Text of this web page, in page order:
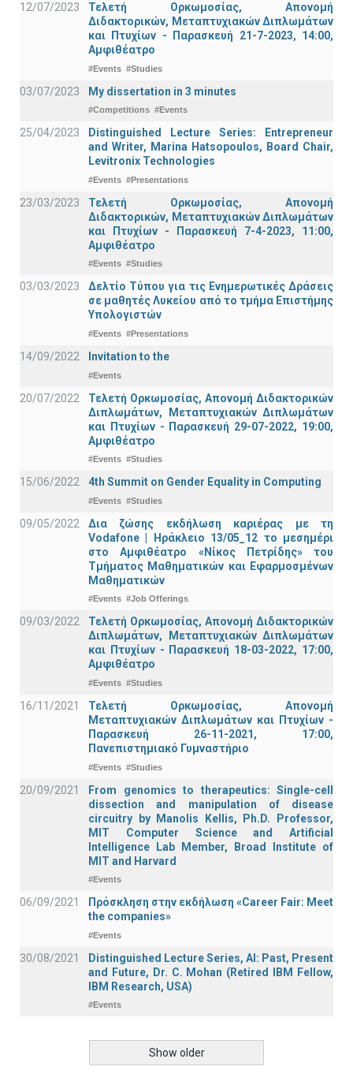
12/07/2023
Τελετή Ορκωμοσίας, Απονομή
Διδακτορικών, Μεταπτυχιακών Διπλωμάτων
και Πτυχίων - Παρασκευή 21-7-2023, 14:00,
Αμφιθέατρο
#Events #Studies
03/07/2023 My dissertation in 3 minutes
#Competitions #Events
25/04/2023
Distinguished Lecture Series: Entrepreneur
and Writer, Marina Hatsopoulos, Board Chair,
Levitronix Technologies
#Events #Presentations
23/03/2023
Τελετή Ορκωμοσίας, Απονομή
Διδακτορικών, Μεταπτυχιακών Διπλωμάτων
και Πτυχίων - Παρασκευή 7-4-2023, 11:00,
Αμφιθέατρο
#Events #Studies
03/03/2023
Δελτίο Τύπου για τις Ενημερωτικές Δράσεις
σε μαθητές Λυκείου από το τμήμα Επιστήμης
Υπολογιστών
#Events #Presentations
14/09/2022 Invitation to the
#Events
20/07/2022
Τελετή Ορκωμοσίας, Απονομή Διδακτορικών
Διπλωμάτων, Μεταπτυχιακών Διπλωμάτων
και Πτυχίων - Παρασκευή 29-07-2022, 19:00,
Αμφιθέατρο
#Events #Studies
15/06/2022 4th Summit on Gender Equality in Computing
#Events #Studies
09/05/2022
Δια ζώσης εκδήλωση καριέρας με τη
Vodafone | Ηράκλειο 13/05_12 το μεσημέρι
στο Αμφιθέατρο «Νίκος Πετρίδης» του
Τμήματος Μαθηματικών και Εφαρμοσμένων
Μαθηματικών
#Events #Job Offerings
09/03/2022
Τελετή Ορκωμοσίας, Απονομή Διδακτορικών
Διπλωμάτων, Μεταπτυχιακών Διπλωμάτων
και Πτυχίων - Παρασκευή 18-03-2022, 17:00,
Αμφιθέατρο
#Events #Studies
16/11/2021
Τελετή Ορκωμοσίας, Απονομή
Μεταπτυχιακών Διπλωμάτων και Πτυχίων -
Παρασκευή 26-11-2021, 17:00,
Πανεπιστημιακό Γυμναστήριο
#Events #Studies
20/09/2021
From genomics to therapeutics: Single-cell
dissection and manipulation of disease
circuitry by Manolis Kellis, Ph.D. Professor,
MIT Computer Science and Artificial
Intelligence Lab Member, Broad Institute of
MIT and Harvard
#Events
06/09/2021
Πρόσκληση στην εκδήλωση «Career Fair: Meet
the companies»
#Events
30/08/2021
Distinguished Lecture Series, ΑΙ: Past, Present
and Future, Dr. C. Mohan (Retired IBM Fellow,
IBM Research, USA)
#Events
Show older